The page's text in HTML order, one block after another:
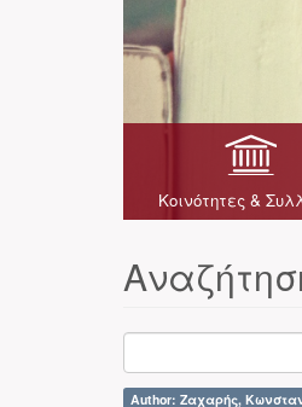
Κοινότητες &
Author: Ζαχαρής,